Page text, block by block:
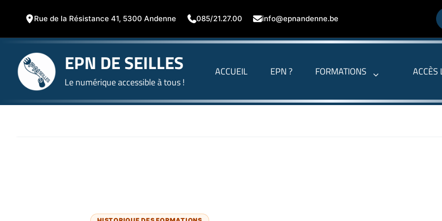
Rue de la Résistance 41, 5300 Andenne 085/21.27.00 info@epnandenne.be
EPN DE SEILLES
Le numérique accessible à tous !
ACCUEIL EPN ? FORMATIONS ACCÈS